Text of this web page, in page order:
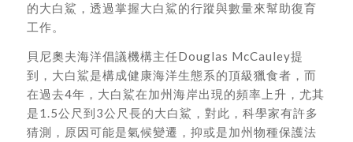
的大白鯊，透過掌握大白鯊的行蹤與數量來幫助復育
工作。
貝尼奧夫海洋倡議機構主任Douglas McCauley提
到，大白鯊是構成健康海洋生態系的頂級獵食者，而
在過去4年，大白鯊在加州海岸出現的頻率上升，尤其
是1.5公尺到3公尺長的大白鯊，對此，科學家有許多
猜測，原因可能是氣候變遷，抑或是加州物種保護法